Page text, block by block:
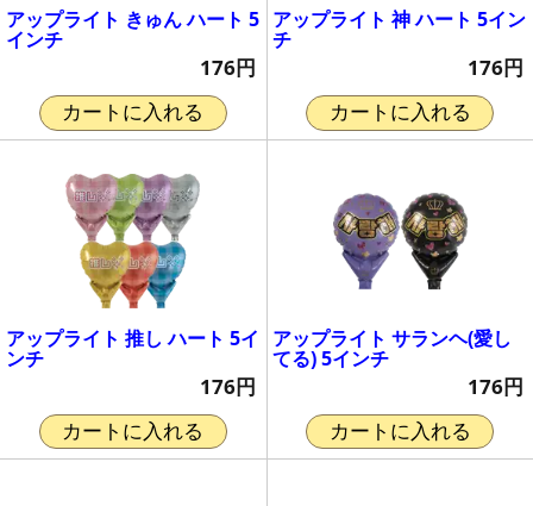
アップライト きゅん ハート 5
インチ
176円
カートに入れる
アップライト 神 ハート 5イン
チ
176円
カートに入れる
アップライト 推し ハート 5イ
ンチ
176円
カートに入れる
アップライト サランヘ(愛し
てる) 5インチ
176円
カートに入れる